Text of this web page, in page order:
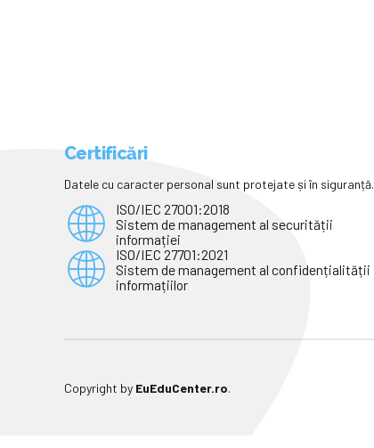
Certificări
Datele cu caracter personal sunt protejate și în siguranță.
ISO/IEC 27001:2018
Sistem de management al securității
informației
ISO/IEC 27701:2021
Sistem de management al confidențialității
informațiilor
Copyright by EuEduCenter.ro.